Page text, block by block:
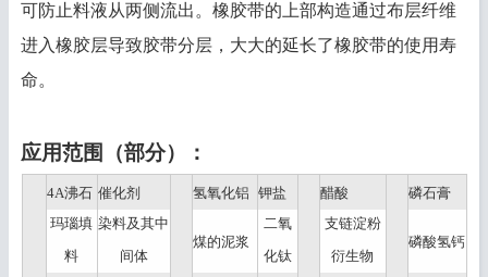
可防止料液从两侧流出。橡胶带的上部构造通过布层纤维
进入橡胶层导致胶带分层，大大的延长了橡胶带的使用寿
命。
应用范围（部分）：
4A沸石 催化剂 氢氧化铝 钾盐 醋酸
磷石膏
玛瑙填
料
染料及其中
间体
煤的泥浆
二氧
化钛
支链淀粉
衍生物
磷酸氢钙